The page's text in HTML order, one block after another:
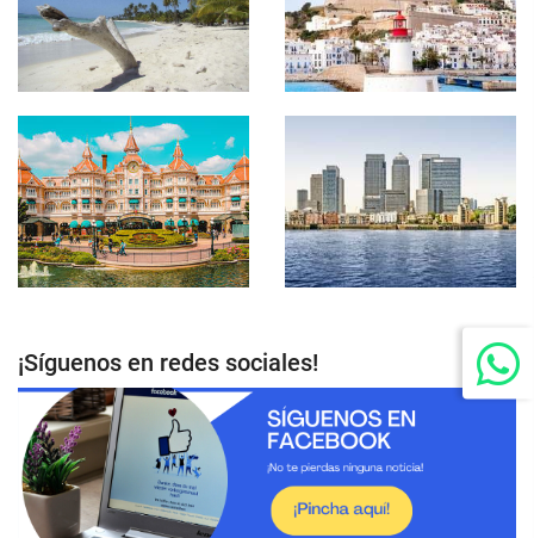
¡Síguenos en redes sociales!